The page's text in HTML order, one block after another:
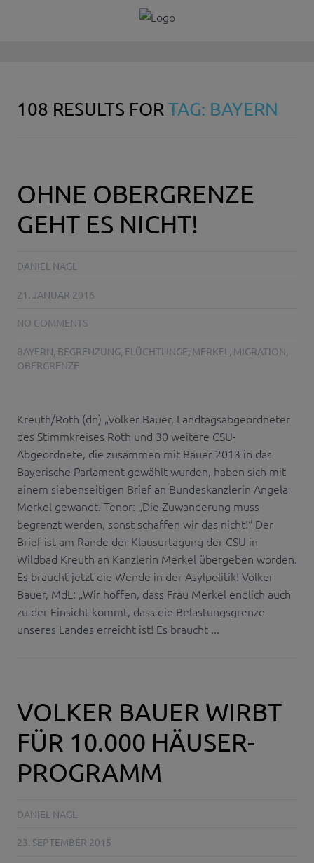
108 RESULTS FORTAG: BAYERN
OHNE OBERGRENZE
GEHT ES NICHT!
DANIEL NAGL
21. JANUAR 2016
NO COMMENTS
BAYERN, BEGRENZUNG, FLÜCHTLINGE, MERKEL , MIGRATION,
OBERGRENZE
Kreuth/Roth (dn) „Volker Bauer, Landtagsabgeordneter
des Stimmkreises Roth und 30 weitere CSU-
Abgeordnete, die zusammen mit Bauer 2013 in das
Bayerische Parlament gewählt wurden, haben sich mit
einem siebenseitigen Brief an Bundeskanzlerin Angela
Merkel gewandt. Tenor: „Die Zuwanderung muss
begrenzt werden, sonst schaffen wir das nicht!“ Der
Brief ist am Rande der Klausurtagung der CSU in
Wildbad Kreuth an Kanzlerin Merkel übergeben worden.
Es braucht jetzt die Wende in der Asylpolitik! Volker
Bauer, MdL: „Wir hoffen, dass Frau Merkel endlich auch
zu der Einsicht kommt, dass die Belastungsgrenze
unseres Landes erreicht ist! Es braucht ...
VOLKER BAUER WIRBT
FÜR 10.000 HÄUSER-
PROGRAMM
DANIEL NAGL
23. SEPTEMBER 2015